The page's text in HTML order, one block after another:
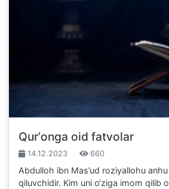
Qurʼonga oid fatvolar
14.12.2023 660
Abdulloh ibn Mas’ud roziyallohu anhu
qiluvchidir. Kim uni o‘ziga imom qilib